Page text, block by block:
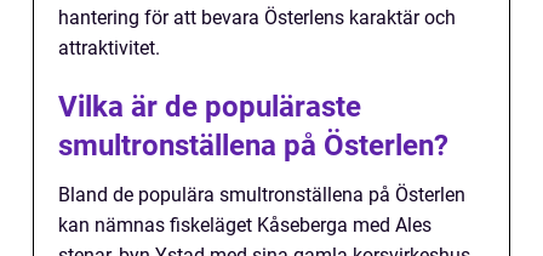
hantering för att bevara Österlens karaktär och
attraktivitet.
Vilka är de populäraste
smultronställena på Österlen?
Bland de populära smultronställena på Österlen
kan nämnas fiskeläget Kåseberga med Ales